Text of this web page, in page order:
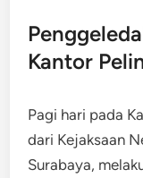
Kantor
Pagi hari pada
dari Kejaksaan
Surabaya,